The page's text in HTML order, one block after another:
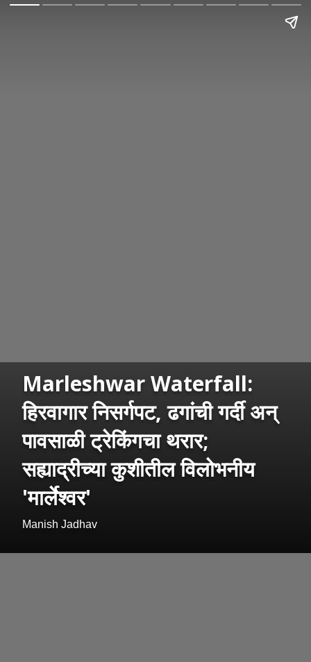
Marleshwar Waterfall:
हिरवागार निसर्गपट, ढगांची गर्दी अन्
पावसाळी ट्रेकिंगचा थरार;
सह्याद्रीच्या कुशीतील विलोभनीय
'मार्लेश्वर'
Manish Jadhav